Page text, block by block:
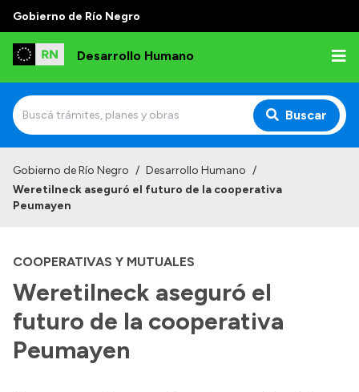
Gobierno de Río Negro
Desarrollo Humano
Buscar
Institucional
Autoridades
Delegaciones
Normativa
Gobierno de Río Negro / Desarrollo Humano /
Weretilneck aseguró el futuro de la cooperativa
Peumayen
COOPERATIVAS Y MUTUALES
Weretilneck aseguró el
futuro de la cooperativa
Peumayen